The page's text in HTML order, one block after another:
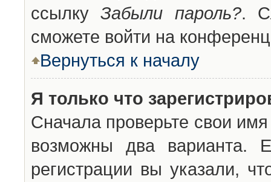
ссылкуЗабыли пароль?.
сможете войти на
Вернуться к началу
Я только что
Сначала проверьте свои
возможны два варианта.
регистрации вы указали,